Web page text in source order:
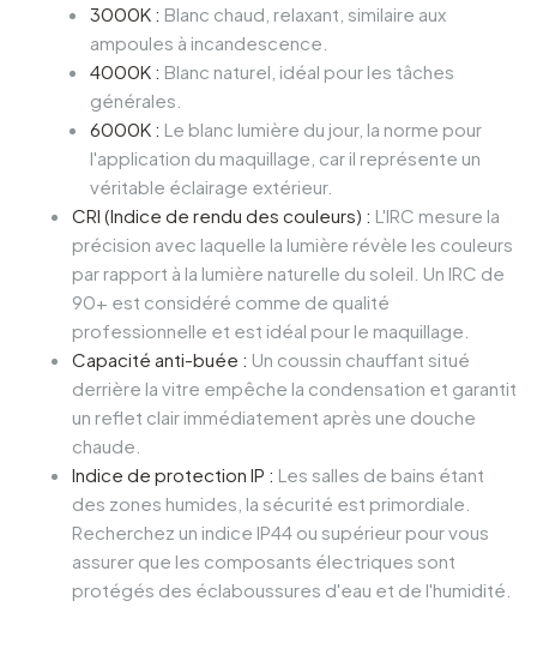
3000K : Blanc chaud, relaxant, similaire aux
ampoules à incandescence.
4000K : Blanc naturel, idéal pour les tâches
générales.
6000K : Le blanc lumière du jour, la norme pour
l'application du maquillage, car il représente un
véritable éclairage extérieur.
CRI (Indice de rendu des couleurs) : L'IRC mesure la
précision avec laquelle la lumière révèle les couleurs
par rapport à la lumière naturelle du soleil. Un IRC de
90+ est considéré comme de qualité
professionnelle et est idéal pour le maquillage.
Capacité anti-buée : Un coussin chauffant situé
derrière la vitre empêche la condensation et garantit
un reflet clair immédiatement après une douche
chaude.
Indice de protection IP : Les salles de bains étant
des zones humides, la sécurité est primordiale.
Recherchez un indice IP44 ou supérieur pour vous
assurer que les composants électriques sont
protégés des éclaboussures d'eau et de l'humidité.